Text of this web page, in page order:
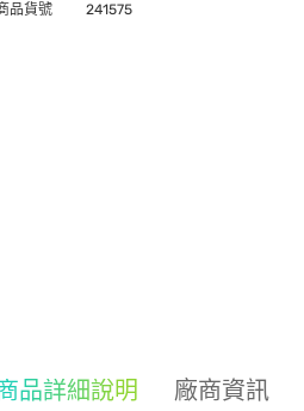
品貨號 241575
品詳細說明 廠商資訊